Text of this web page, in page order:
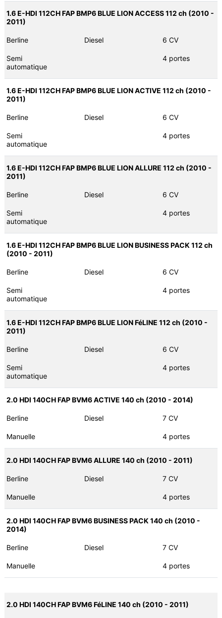
1.6 E-HDI 112CH FAP BMP6 BLUE LION ACCESS 112 ch (2010 -
2011)
Berline Diesel 6 CV
Semi
automatique
4 portes
1.6 E-HDI 112CH FAP BMP6 BLUE LION ACTIVE 112 ch (2010 -
2011)
Berline Diesel 6 CV
Semi
automatique
4 portes
1.6 E-HDI 112CH FAP BMP6 BLUE LION ALLURE 112 ch (2010 -
2011)
Berline Diesel 6 CV
Semi
automatique
4 portes
1.6 E-HDI 112CH FAP BMP6 BLUE LION BUSINESS PACK 112 ch
(2010 - 2011)
Berline Diesel 6 CV
Semi
automatique
4 portes
1.6 E-HDI 112CH FAP BMP6 BLUE LION FéLINE 112 ch (2010 -
2011)
Berline Diesel 6 CV
Semi
automatique
4 portes
2.0 HDI 140CH FAP BVM6 ACTIVE 140 ch (2010 - 2014)
Berline Diesel 7 CV
Manuelle 4 portes
2.0 HDI 140CH FAP BVM6 ALLURE 140 ch (2010 - 2011)
Berline Diesel 7 CV
Manuelle 4 portes
2.0 HDI 140CH FAP BVM6 BUSINESS PACK 140 ch (2010 -
2014)
Berline Diesel 7 CV
Manuelle 4 portes
2.0 HDI 140CH FAP BVM6 FéLINE 140 ch (2010 - 2011)